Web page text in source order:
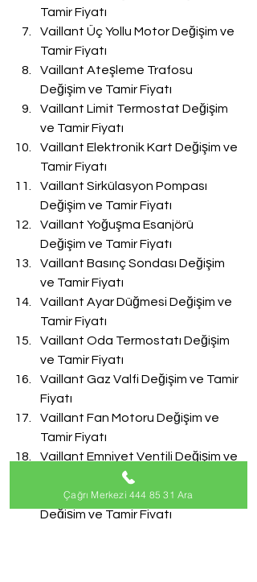
Tamir Fiyatı
Vaillant Üç Yollu Motor Değişim ve
Tamir Fiyatı
Vaillant Ateşleme Trafosu
Değişim ve Tamir Fiyatı
Vaillant Limit Termostat Değişim
ve Tamir Fiyatı
Vaillant Elektronik Kart Değişim ve
Tamir Fiyatı
Vaillant Sirkülasyon Pompası
Değişim ve Tamir Fiyatı
Vaillant Yoğuşma Esanjörü
Değişim ve Tamir Fiyatı
Vaillant Basınç Sondası Değişim
ve Tamir Fiyatı
Vaillant Ayar Düğmesi Değişim ve
Tamir Fiyatı
Vaillant Oda Termostatı Değişim
ve Tamir Fiyatı
Vaillant Gaz Valfi Değişim ve Tamir
Fiyatı
Vaillant Fan Motoru Değişim ve
Tamir Fiyatı
Vaillant Emniyet Ventili Değişim ve
Vaillant Doldurma Musluğu
Değişim ve Tamir Fiyatı
Çağrı Merkezi 444 85 31 Ara